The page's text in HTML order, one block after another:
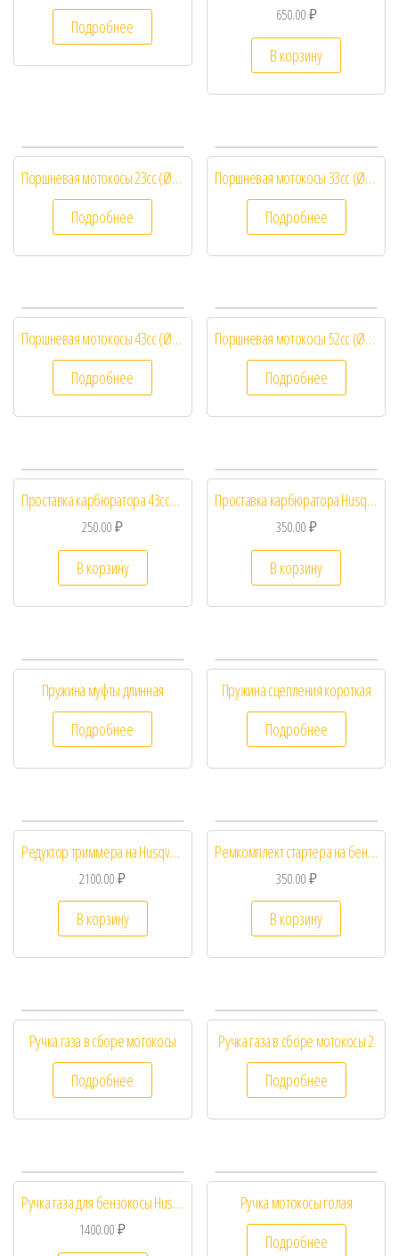
Подробнее
650.00₽
В корзину
Поршневая мотокосы 23cc (Ø32) 1E32F
Подробнее
Поршневая мотокосы 33cc (Ø36) 1E36F
Подробнее
Поршневая мотокосы 43cc (Ø40) 1E40F
Подробнее
Поршневая мотокосы 52cc (Ø44) 1E44F
Подробнее
Проставка карбюратора 43сс/52сс
250.00₽
В корзину
Проставка карбюратора Husqvarna Артикул: 5300355-96
350.00₽
В корзину
Пружина муфты длинная
Подробнее
Пружина сцепления короткая
Подробнее
Редуктор триммера на Husqvarna128
2100.00₽
В корзину
Ремкомплект стартера на бензотриммер ( бензокосы ) Husqvarna 128R
350.00₽
В корзину
Ручка газа в сборе мотокосы
Подробнее
Ручка газа в сборе мотокосы 2
Подробнее
Ручка газа для бензокосы Husqvarna 128 R
1400.00₽
Ручка мотокосы голая
Подробнее